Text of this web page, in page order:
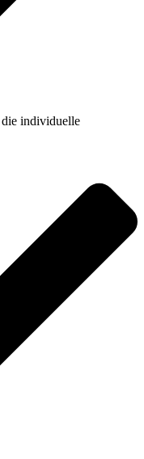
die individuelle